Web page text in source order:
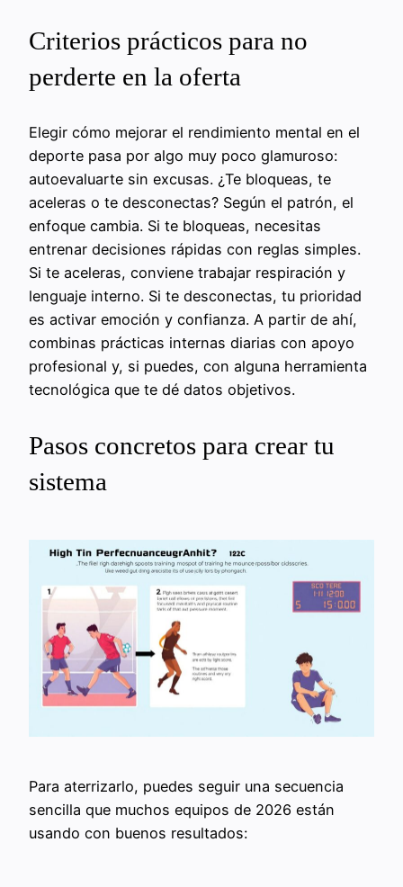
Criterios prácticos para no
perderte en la oferta
Elegir cómo mejorar el rendimiento mental en el
deporte pasa por algo muy poco glamuroso:
autoevaluarte sin excusas. ¿Te bloqueas, te
aceleras o te desconectas? Según el patrón, el
enfoque cambia. Si te bloqueas, necesitas
entrenar decisiones rápidas con reglas simples.
Si te aceleras, conviene trabajar respiración y
lenguaje interno. Si te desconectas, tu prioridad
es activar emoción y confianza. A partir de ahí,
combinas prácticas internas diarias con apoyo
profesional y, si puedes, con alguna herramienta
tecnológica que te dé datos objetivos.
Pasos concretos para crear tu
sistema
Para aterrizarlo, puedes seguir una secuencia
sencilla que muchos equipos de 2026 están
usando con buenos resultados: